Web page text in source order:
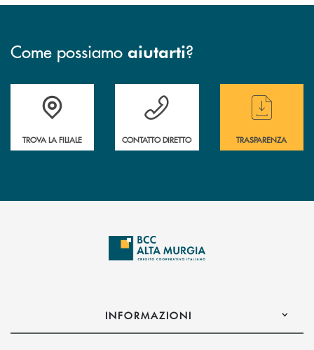
Come possiamo aiutarti?
Accedi all' elenco completo delle filiali
TROVA LA FILIALE
Hai bisogno di assistenza immediata ?
CONTATTO DIRETTO
Hai bisogno di
TRASPARENZA
INFORMAZIONI